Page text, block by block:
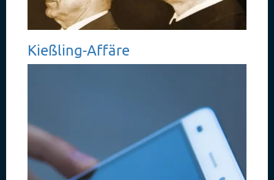
Kießling-Affäre